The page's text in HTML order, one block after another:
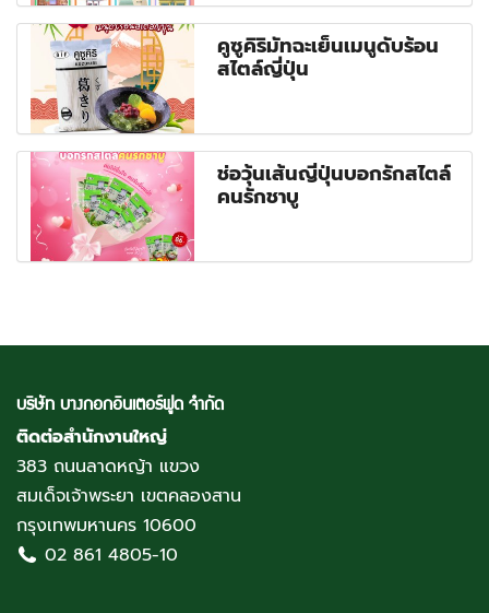
คูซูคิริมัทฉะเย็นเมนูดับร้อน
สไตล์ญี่ปุ่น
ช่อวุ้นเส้นญี่ปุ่นบอกรักสไตล์
คนรักชาบู
บริษัท บางกอกอินเตอร์ฟูด จำกัด
ติดต่อสำนักงานใหญ่
383 ถนนลาดหญ้า แขวง
สมเด็จเจ้าพระยา เขตคลองสาน
กรุงเทพมหานคร 10600
02 861 4805-10